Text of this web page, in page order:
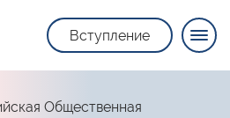
Вступление
Общественная